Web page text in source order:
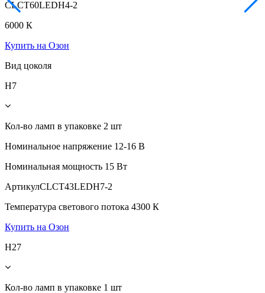
CLCT60LEDH4-2
6000 К
Купить на Озон
Вид цоколя
H7
Кол-во ламп в упаковке 2 шт
Номинальное напряжение 12-16 В
Номинальная мощность 15 Вт
АртикулCLCT43LEDH7-2
Температура светового потока 4300 К
Купить на Озон
H27
Кол-во ламп в упаковке 1 шт